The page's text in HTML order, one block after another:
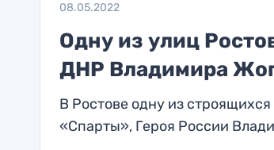
08.05.2022
Одну из улиц
ДНР Владимира
В Ростове одну из
«Спарты», Героя России